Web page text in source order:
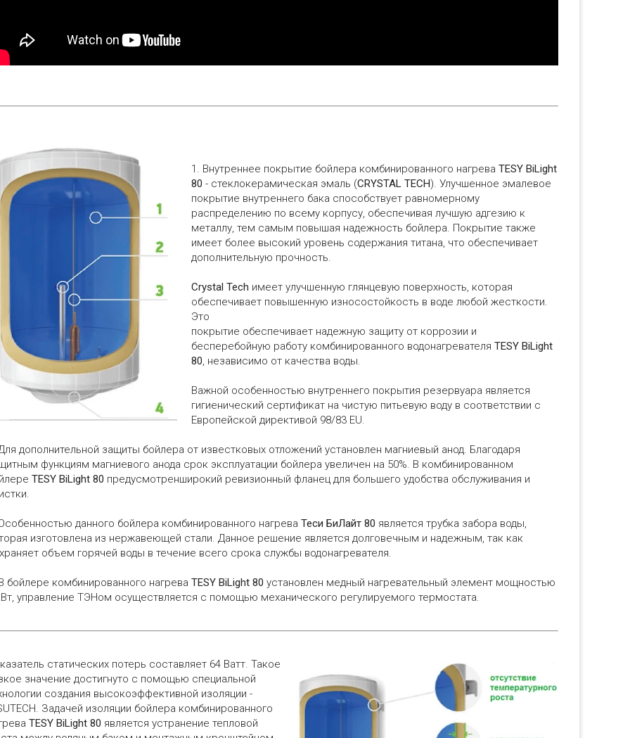
1. Внутреннее покрытие бойлера комбинированного нагреваTESY BiLight
80- стеклокерамическая эмаль (CRYSTAL TECH). Улучшенное эмалевое
покрытие внутреннего бака способствует равномерному
распределению по всему корпусу, обеспечивая лучшую адгезию к
металлу, тем самым повышая надежность бойлера. Покрытие также
имеет более высокий уровень содержания титана, что обеспечивает
дополнительную прочность.
Crystal Tech имеет улучшенную глянцевую поверхность, которая
обеспечивает повышенную износостойкость в воде любой жесткости.
Это
покрытие обеспечивает надежную защиту от коррозии и
бесперебойную работу комбинированного водонагревателяTESY BiLight
80, независимо от качества воды.
Важной особенностью внутреннего покрытия резервуара является
гигиенический сертификат на чистую питьевую воду в соответствии с
Европейской директивой 98/83 EU.
дополнительной защиты бойлера от известковых отложений установлен магниевый анод. Благодаря
функциям магниевого анода срок эксплуатации бойлера увеличен на 50%. В комбинированном
TESY BiLight 80 предусмотренширокий ревизионный фланец для большего удобства обслуживания и
данного бойлера комбинированного нагрева Теси БиЛайт 80 является трубка забора воды,
изготовлена из нержавеющей стали. Данное решение является долговечным и надежным, так как
объем горячей воды в течение всего срока службы водонагревателя.
бойлере комбинированного нагреваTESY BiLight 80установлен медный нагревательный элемент мощностью
управление ТЭНом осуществляется с помощью механического регулируемого термостата.
статических потерь составляет 64 Ватт. Такое
значение достигнуто с помощью специальной
создания высокоэффективной изоляции -
Задачей изоляции бойлера комбинированного
TESY BiLight 80 является устранение тепловой